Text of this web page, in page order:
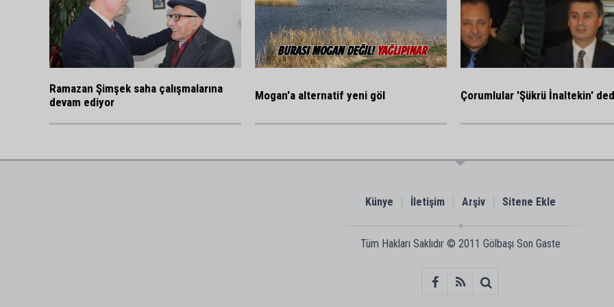
Çorumlular 'Şükrü İnaltekin'
Ramazan Şimşek saha çalışmalarına
devam ediyor
Mogan'a alternatif yeni göl
Künye İletişim Arşiv Sitene Ekle
Tüm Hakları Saklıdır © 2011 Gölbaşı Son Gaste